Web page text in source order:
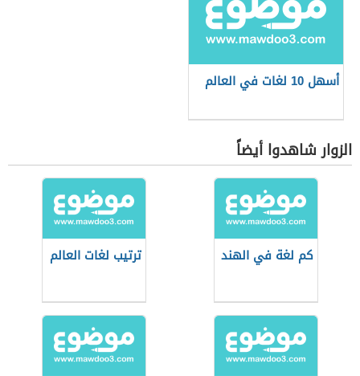
أسهل 10 لغات في العالم
الزوار شاهدوا أيضاً
كم لغة في الهند ترتيب لغات العالم